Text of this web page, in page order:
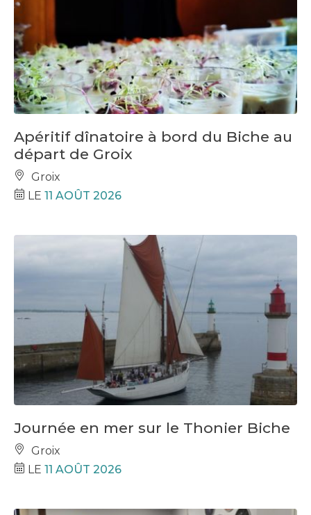
Apéritif dînatoire à bord du Biche au
départ de Groix
Groix
LE 11 AOÛT 2026
Journée en mer sur le Thonier Biche
Groix
LE 11 AOÛT 2026